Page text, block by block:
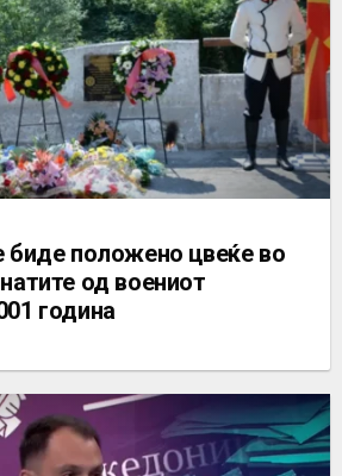
биде положено цвеќе во
од воениот
година